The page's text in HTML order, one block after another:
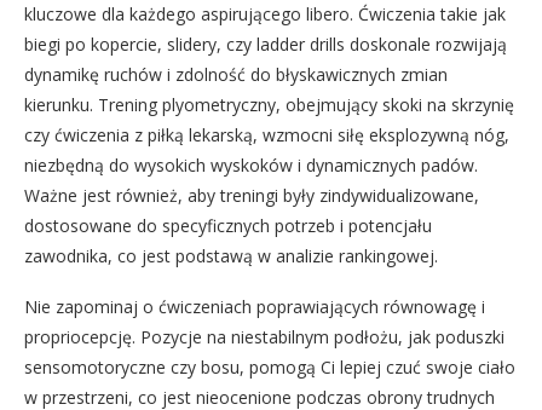
kluczowe dla każdego aspirującego libero. Ćwiczenia takie jak
biegi po kopercie, slidery, czy ladder drills doskonale rozwijają
dynamikę ruchów i zdolność do błyskawicznych zmian
kierunku. Trening plyometryczny, obejmujący skoki na skrzynię
czy ćwiczenia z piłką lekarską, wzmocni siłę eksplozywną nóg,
niezbędną do wysokich wyskoków i dynamicznych padów.
Ważne jest również, aby treningi były zindywidualizowane,
dostosowane do specyficznych potrzeb i potencjału
zawodnika, co jest podstawą w analizie rankingowej.
Nie zapominaj o ćwiczeniach poprawiających równowagę i
propriocepcję. Pozycje na niestabilnym podłożu, jak poduszki
sensomotoryczne czy bosu, pomogą Ci lepiej czuć swoje ciało
w przestrzeni, co jest nieocenione podczas obrony trudnych